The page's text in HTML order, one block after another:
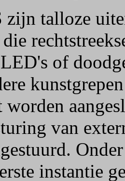
zijn talloze
of
van
instantie